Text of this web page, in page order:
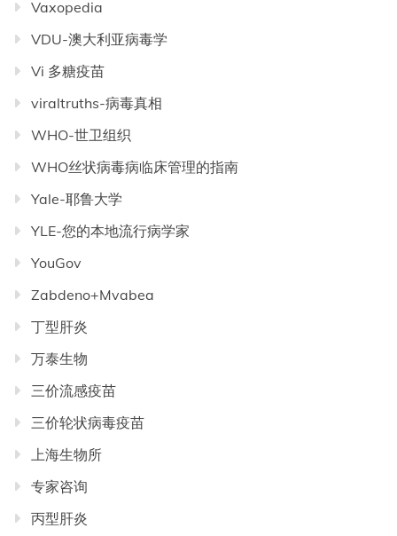
Vaxopedia
VDU-澳大利亚病毒学
Vi 多糖疫苗
viraltruths-病毒真相
WHO-世卫组织
WHO丝状病毒病临床管理的指南
Yale-耶鲁大学
YLE-您的本地流行病学家
YouGov
Zabdeno+Mvabea
丁型肝炎
万泰生物
三价流感疫苗
三价轮状病毒疫苗
上海生物所
专家咨询
丙型肝炎